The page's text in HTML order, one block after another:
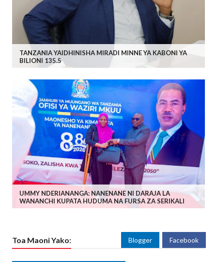
TANZANIA YAIDHINISHA MIRADI MINNE YA KABONI YA
BILIONI 135.5
UMMY NDERIANANGA: NANENANE NI DARAJA LA
WANANCHI KUPATA HUDUMA NA FURSA ZA SERIKALI
Toa Maoni Yako: Blogger Facebook